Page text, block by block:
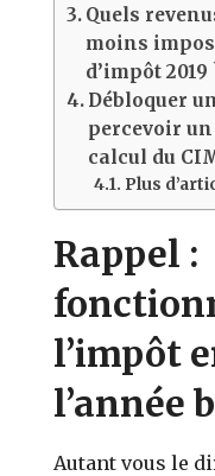
Quels
moins
d’impôt 2019
Débloquer un
percevoir
calcul du
Plus
Rappel :
l’impôt
l’année
Autant vous le